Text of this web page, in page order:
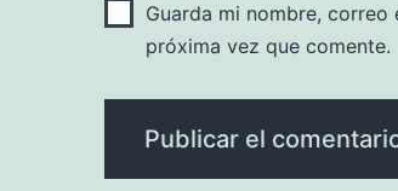
Guarda mi nombre,
próxima vez que comente.